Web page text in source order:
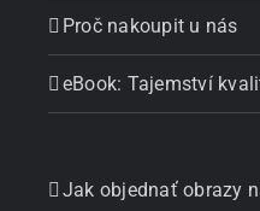
Proč nakoupit u nás
eBook: Tajemství
Jak objednať obrazy